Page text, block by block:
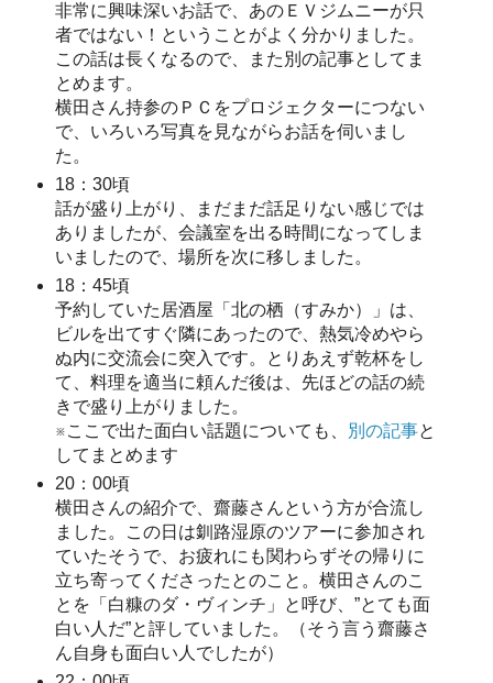
非常に興味深いお話で、あのＥＶジムニーが只
者ではない！ということがよく分かりました。
この話は長くなるので、また別の記事としてま
とめます。
横田さん持参のＰＣをプロジェクターにつない
で、いろいろ写真を見ながらお話を伺いまし
た。
18：30頃
話が盛り上がり、まだまだ話足りない感じでは
ありましたが、会議室を出る時間になってしま
いましたので、場所を次に移しました。
18：45頃
予約していた居酒屋「北の栖（すみか）」は、
ビルを出てすぐ隣にあったので、熱気冷めやら
ぬ内に交流会に突入です。とりあえず乾杯をし
て、料理を適当に頼んだ後は、先ほどの話の続
きで盛り上がりました。
※ここで出た面白い話題についても、
別の記事と
してまとめます
20：00頃
横田さんの紹介で、齋藤さんという方が合流し
ました。この日は釧路湿原のツアーに参加され
ていたそうで、お疲れにも関わらずその帰りに
立ち寄ってくださったとのこと。横田さんのこ
とを「白糠のダ・ヴィンチ」と呼び、”とても面
白い人だ”と評していました。（そう言う齋藤さ
ん自身も面白い人でしたが）